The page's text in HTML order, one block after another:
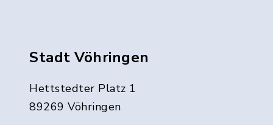
Stadt Vöhringen
Hettstedter Platz 1
89269 Vöhringen